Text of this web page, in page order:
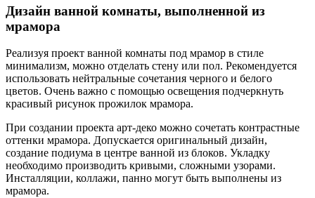
Дизайн ванной комнаты, выполненной из
мрамора
Реализуя проект ванной комнаты под мрамор в стиле
минимализм, можно отделать стену или пол. Рекомендуется
использовать нейтральные сочетания черного и белого
цветов. Очень важно с помощью освещения подчеркнуть
красивый рисунок прожилок мрамора.
При создании проекта арт-деко можно сочетать контрастные
оттенки мрамора. Допускается оригинальный дизайн,
создание подиума в центре ванной из блоков. Укладку
необходимо производить кривыми, сложными узорами.
Инсталляции, коллажи, панно могут быть выполнены из
мрамора.